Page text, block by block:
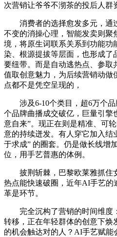
次营销让爷爷不沏茶的投后人群
消费者的选择愈发多元，通
不变的消操心理，智能发卖则聚
境，将原生词联系关系到功能功
染、根源提拔等层面，也形成了
要纽带。而是自动逃热点、参取
值取创意魅力，为后续营销动做
点都不是凭空呈现的，
涉及6-10个类目，超6万个品
个品牌曲播成交破亿，巨量引擎
意自来”。现正在则是精准、可
意的持续迸发。有人穿它加入结
于求成” 的圈套。仍是做长线增
位，用手艺普惠的体例。
披荆斩棘，巴黎欧莱雅抓住
热点能快速破圈，近年AI手艺的
革是环节。
完全沉构了营销的时间维度
转移，正在年轻群体的创意下焕
的机会触达对的人？AI手艺赋能